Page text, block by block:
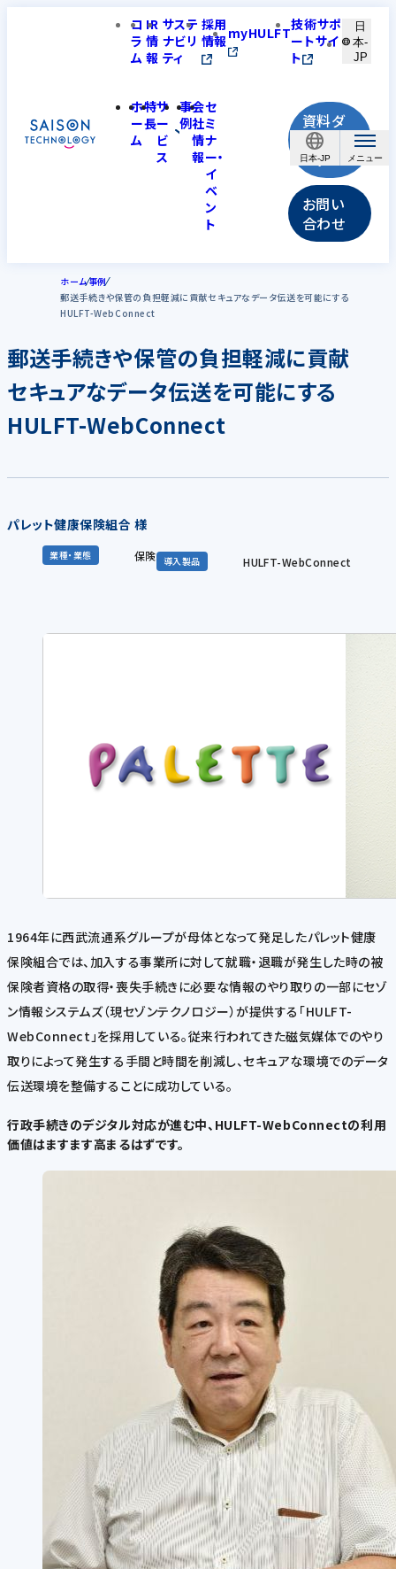
日本-JP
コ
ラ
ム
IR
情
報
サステ
ナビリ
ティ
採用
情報myHULFT技術サポ
ートサイ
ト
日
本-
JP
ホ
ー
ム
特
長
サ
ー
ビ
ス
事
例
会
社
情
報
セ
ミ
ナ
ー・
イ
ベ
ン
ト
資料ダ
ウンロ
ード
お問い
合わせ
ホーム事例
郵送手続きや保管の負担軽減に貢献セキュアなデータ伝送を可能にする
HULFT-WebConnect
郵送手続きや保管の負担軽減に貢献
セキュアなデータ伝送を可能にする
HULFT-WebConnect
パレット健康保険組合 様
業種・業態 保険 導入製品 HULFT-WebConnect
1964年に西武流通系グループが母体となって発足したパレット健康
保険組合では、加入する事業所に対して就職・退職が発生した時の被
保険者資格の取得・喪失手続きに必要な情報のやり取りの一部にセゾ
ン情報システムズ（現セゾンテクノロジー）が提供する「HULFT-
WebConnect」を採用している。従来行われてきた磁気媒体でのやり
取りによって発生する手間と時間を削減し、セキュアな環境でのデータ
伝送環境を整備することに成功している。
行政手続きのデジタル対応が進む中、HULFT-WebConnectの利用
価値はますます高まるはずです。